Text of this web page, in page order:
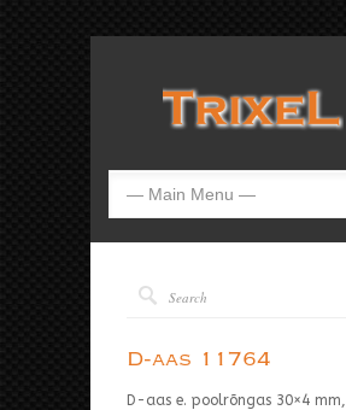
D-aas 11764
D-aas e. poolrõngas 30×4 mm,